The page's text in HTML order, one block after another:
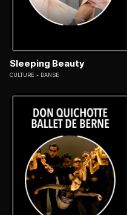
Sleeping Beauty
CULTURE DANSE